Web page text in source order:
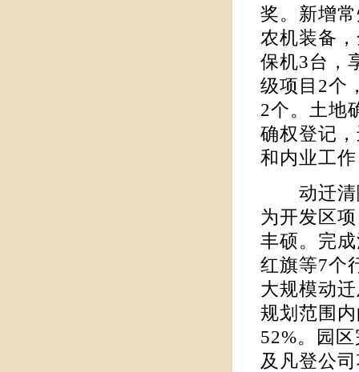
奖。新增
农机装备
保机3台，
级项目2个
2个。土地
确权登记
和内业工
动迁清障
为开发区
丰硕。完
红旗等7个
大规模动
规划范围
52%。园
及凡登公